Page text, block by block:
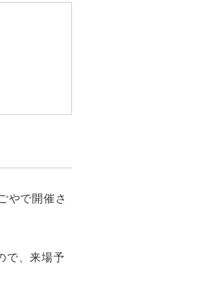
やで開催さ
で、来場予